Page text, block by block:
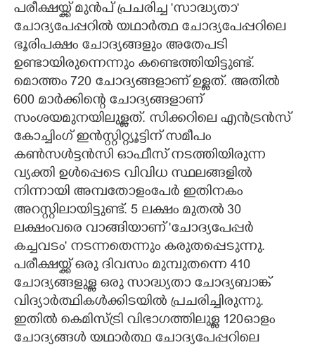
പരീക്ഷയ്ക്ക് മുൻപ് പ്രചരിച്ച 'സാദ്ധ്യതാ'
ചോദ്യപേപ്പറിൽ യഥാർത്ഥ ചോദ്യപേപ്പറിലെ
ഭൂരിപക്ഷം ചോദ്യങ്ങളും അതേപടി
ഉണ്ടായിരുന്നെന്നും കണ്ടെത്തിയിട്ടുണ്ട്.
മൊത്തം 720 ചോദ്യങ്ങളാണ് ഉള്ളത്. അതിൽ
600 മാർക്കിന്റെ ചോദ്യങ്ങളാണ്
സംശയമുനയിലുള്ളത്. സിക്കറിലെ എൻട്രൻസ്
കോച്ചിംഗ് ഇൻസ്റ്റിറ്റ്യൂട്ടിന് സമീപം
കൺസൾട്ടൻസി ഓഫീസ് നടത്തിയിരുന്ന
വ്യക്തി ഉൾപ്പെടെ വിവിധ സ്ഥലങ്ങളിൽ
നിന്നായി അമ്പതോളംപേർ ഇതിനകം
അറസ്റ്റിലായിട്ടുണ്ട്. 5 ലക്ഷം മുതൽ 30
ലക്ഷംവരെ വാങ്ങിയാണ് 'ചോദ്യപേപ്പർ
കച്ചവടം' നടന്നതെന്നും കരുതപ്പെടുന്നു.
പരീക്ഷയ്ക്ക് ഒരു ദിവസം മുമ്പുതന്നെ 410
ചോദ്യങ്ങളുള്ള ഒരു സാദ്ധ്യതാ ചോദ്യബാങ്ക്
വിദ്യാർത്ഥികൾക്കിടയിൽ പ്രചരിച്ചിരുന്നു.
ഇതിൽ കെമിസ്ട്രി വിഭാഗത്തിലുള്ള 120ഓളം
ചോദ്യങ്ങൾ യഥാർത്ഥ ചോദ്യപേപ്പറിലെ